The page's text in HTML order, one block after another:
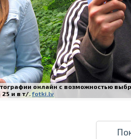
онлайн с возможностью
и в т/. fotki.lv